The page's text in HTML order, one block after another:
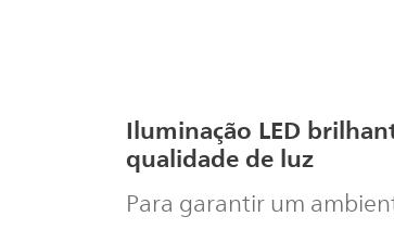
Iluminação LED
qualidade de luz
Para garantir um